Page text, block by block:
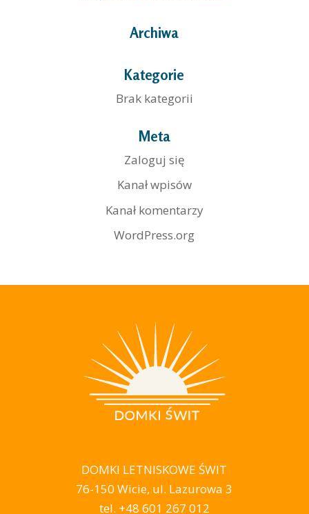
Archiwa
Kategorie
Brak kategorii
Meta
Zaloguj się
Kanał wpisów
Kanał komentarzy
WordPress.org
DOMKI LETNISKOWE ŚWIT
76-150 Wicie, ul. Lazurowa 3
tel. +48 601 267 012